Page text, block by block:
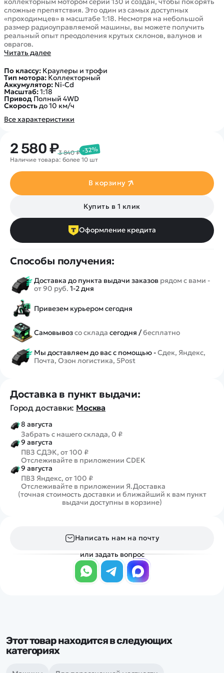
сложные препятствия. Это один из самых доступных
«проходимцев» в масштабе 1:18. Несмотря на небольшой
размер радиоуправляемой машины, вы можете получить
реальный опыт преодоления крутых склонов, валунов и
оврагов.
Читать далее
По классу: Краулеры и трофи
Тип мотора:Коллекторный
Аккумулятор: Ni-Cd
Масштаб:1:18
Привод Полный 4WD
Скоростьдо 10 км/ч
Все характеристики
2 580 ₽3 840 ₽ -32%
Наличие товара: более 10 шт
В корзину
Купить в 1 клик
Оформление кредита
Способы получения:
Доставка до пункта выдачи заказов рядом с вами -
от 90 руб. 1-2 дня
Привезем курьером сегодня
Самовывозсо склада сегодня /бесплатно
Мы доставляем до вас с помощью -Сдек, Яндекс,
Почта, Озон логистика, 5Post
Доставка в пункт выдачи:
Город доставки: Москва
8 августа
Забрать с нашего склада, 0 ₽
9 августа
ПВЗ СДЭК, от 100 ₽
Отслеживайте в приложении CDEK
9 августа
ПВЗ Яндекс, от 100 ₽
Отслеживайте в приложении Я.Доставка
(точная стоимость доставки и ближайший к вам пункт
выдачи доступны в корзине)
Написать нам на почту
или задать вопрос
Этот товар находится в следующих
категориях